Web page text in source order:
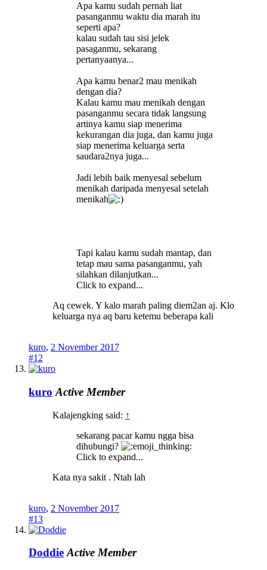
Apa kamu sudah pernah liat
pasanganmu waktu dia marah itu
seperti apa?
kalau sudah tau sisi jelek
pasaganmu, sekarang
pertanyaanya...
Apa kamu benar2 mau menikah
dengan dia?
Kalau kamu mau menikah dengan
pasanganmu secara tidak langsung
artinya kamu siap menerima
kekurangan dia juga, dan kamu juga
siap menerima keluarga serta
saudara2nya juga...
Jadi lebih baik menyesal sebelum
menikah daripada menyesal setelah
menikah
Tapi kalau kamu sudah mantap, dan
tetap mau sama pasanganmu, yah
silahkan dilanjutkan...
Click to expand...
Aq cewek. Y kalo marah paling diem2an aj. Klo
keluarga nya aq baru ketemu beberapa kali
kuro, 2 November 2017
#12
kuro Active Member
Kalajengking said: ↑
sekarang pacar kamu ngga bisa
dihubungi?
Click to expand...
Kata nya sakit . Ntah lah
kuro, 2 November 2017
#13
Doddie Active Member